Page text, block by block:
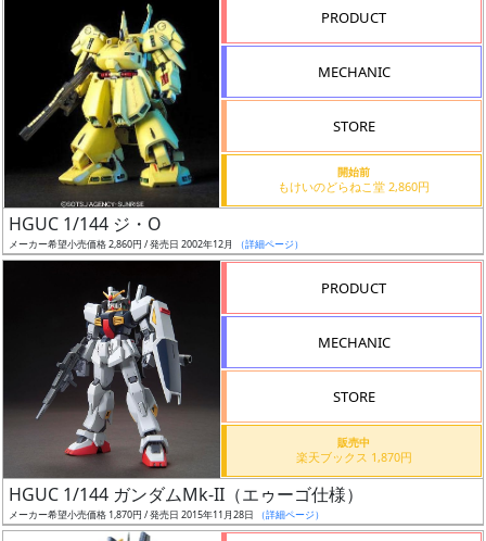
ル
シ
ー
ズ・
タ
PRODUCT
MECHANIC
STORE
開始前
もけいのどらねこ堂 2,860円
HGUC 1/144 ジ・O
メーカー希望小売価格 2,860円 / 発売日 2002年12月 （詳細ページ）
PRODUCT
MECHANIC
STORE
販売中
楽天ブックス 1,870円
HGUC 1/144 ガンダムMk-II（エゥーゴ仕様）
メーカー希望小売価格 1,870円 / 発売日 2015年11月28日 （詳細ページ）